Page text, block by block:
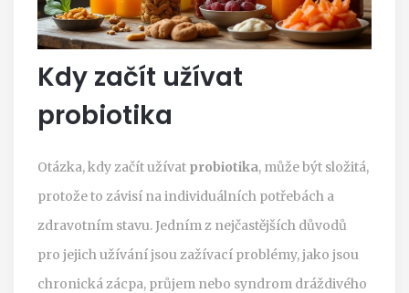
Kdy začít užívat
probiotika
Otázka, kdy začít užívat probiotika, může být složitá,
protože to závisí na individuálních potřebách a
zdravotním stavu. Jedním z nejčastějších důvodů
pro jejich užívání jsou zažívací problémy, jako jsou
chronická zácpa, průjem nebo syndrom dráždivého